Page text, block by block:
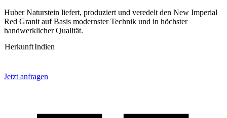
Huber Naturstein liefert, produziert und veredelt den New Imperial
Red Granit auf Basis modernster Technik und in höchster
handwerklicher Qualität.
HerkunftIndien
Jetzt anfragen